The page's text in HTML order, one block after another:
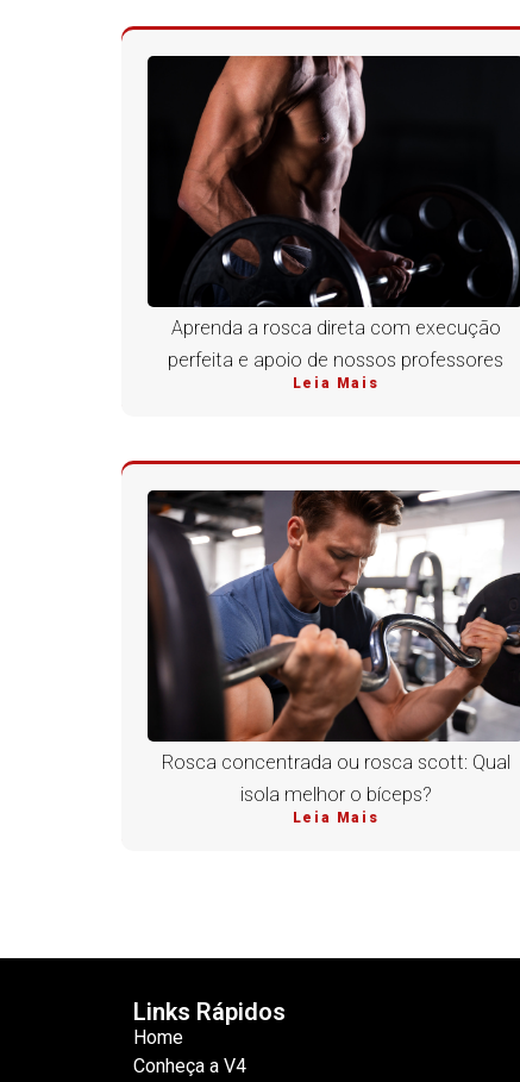
Aprenda a rosca direta com execução
perfeita e apoio de nossos professores
Leia Mais
Rosca concentrada ou rosca scott: Qual
isola melhor o bíceps?
Leia Mais
Links Rápidos
Home
Conheça a V4